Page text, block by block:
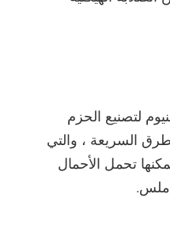
لتصنيع الحزم
السريعة ، والتي
تحمل الأحمال